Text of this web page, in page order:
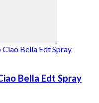
Bella Edt Spray